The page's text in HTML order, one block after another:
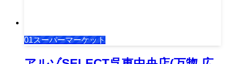
01スーパーマーケット